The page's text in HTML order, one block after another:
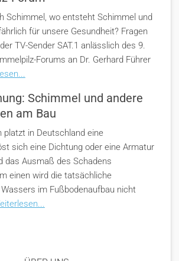
Schimmel, wo entsteht Schimmel und
für unsere Gesundheit? Fragen
TV-Sender SAT.1 anlässlich des 9.
Forums an Dr. Gerhard Führer
Schimmel und andere
am Bau
platzt in Deutschland eine
sich eine Dichtung oder eine Armatur
das Ausmaß des Schadens
einen wird die tatsächliche
im Fußbodenaufbau nicht